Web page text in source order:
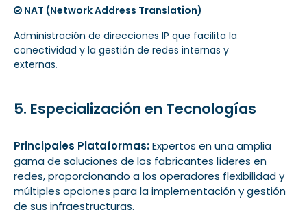
NAT (Network Address Translation)
Administración de direcciones IP que facilita la
conectividad y la gestión de redes internas y
externas.
5. Especialización en Tecnologías
Principales Plataformas:Expertos en una amplia
gama de soluciones de los fabricantes líderes en
redes, proporcionando a los operadores flexibilidad y
múltiples opciones para la implementación y gestión
de sus infraestructuras.